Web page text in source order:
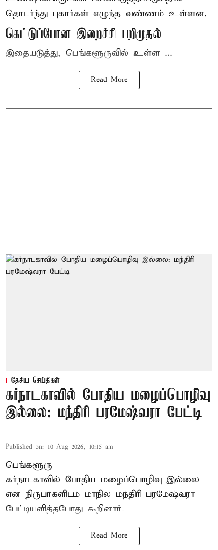
தொடர்ந்து புகார்கள் எழுந்த வண்ணம் உள்ளன.
கெட்டுப்போன இறைச்சி பறிமுதல்
இதையடுத்து, பெங்களூருவில் உள்ள ...
Read More
தேசிய செய்திகள்
கர்நாடகாவில் போதிய மழைப்பொழிவு
இல்லை: மந்திரி பரமேஷ்வரா பேட்டி
Published on: 10 Aug 2026, 10:15 am
பெங்களூரு
கர்நாடகாவில் போதிய மழைப்பொழிவு இல்லை
என நிருபர்களிடம் மாநில மந்திரி பரமேஷ்வரா
பேட்டியளித்தபோது கூறினார்.
Read More